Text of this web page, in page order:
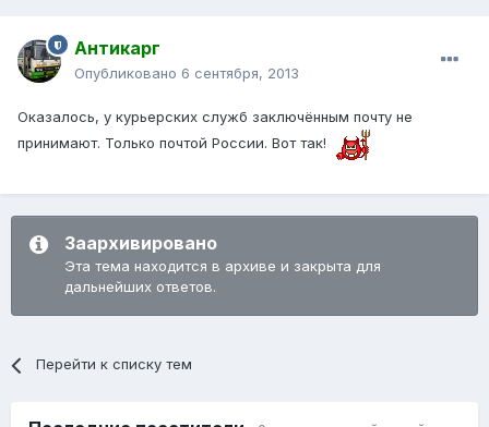
Антикарг
Опубликовано 6 сентября, 2013
Оказалось, у курьерских служб заключённым почту не
принимают. Только почтой России. Вот так!
Заархивировано
Эта тема находится в архиве и закрыта для
дальнейших ответов.
Перейти к списку тем